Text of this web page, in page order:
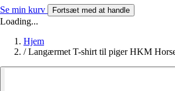
Se min kurv Fortsæt med at handle
Loading...
Hjem
/ Langærmet T-shirt til piger HKM